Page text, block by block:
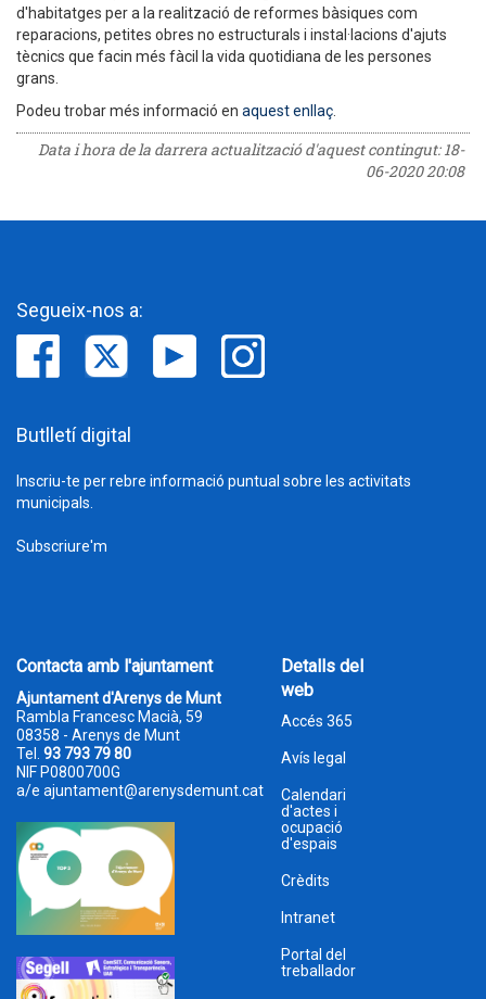
d'habitatges per a la realització de reformes bàsiques com
reparacions, petites obres no estructurals i instal·lacions d'ajuts
tècnics que facin més fàcil la vida quotidiana de les persones
grans.
Podeu trobar més informació en aquest enllaç
Data i hora de la darrera actualització d'aquest contingut:18-
06-2020 20:08
Segueix-nos a:
Butlletí digital
Inscriu-te per rebre informació puntual sobre les activitats
municipals.
Subscriure'm
Contacta amb l'ajuntament
Ajuntament d'Arenys de Munt
Rambla Francesc Macià, 59
08358 - Arenys de Munt
Tel. 93 793 79 80
NIF P0800700G
a/e ajuntament@arenysdemunt.cat
Detalls del
web
Accés 365
Avís legal
Calendari
d'actes i
ocupació
d'espais
Crèdits
Intranet
Portal del
treballador